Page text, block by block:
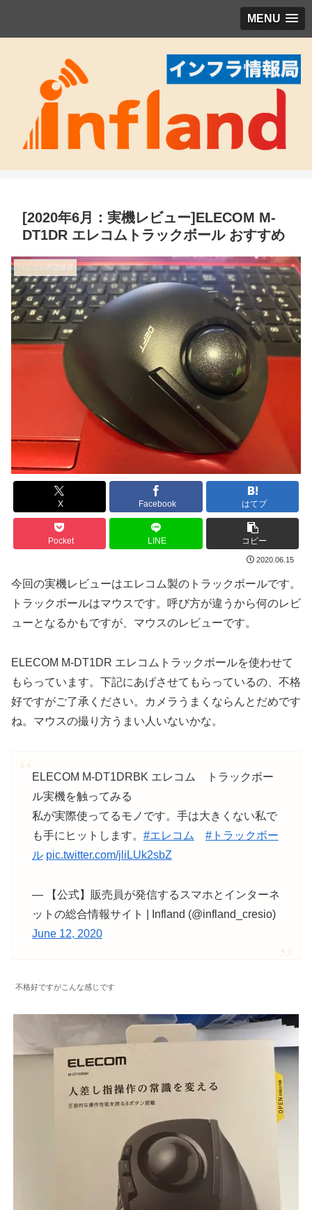
MENU
[2020年6月：実機レビュー]ELECOM M-
DT1DR エレコムトラックボール おすすめ
パソコン周辺機器
X Facebook はてブ
Pocket LINE コピー
2020.06.15
今回の実機レビューはエレコム製のトラックボールです。
トラックボールはマウスです。呼び方が違うから何のレビ
ューとなるかもですが、マウスのレビューです。
ELECOM M-DT1DR エレコムトラックボールを使わせて
もらっています。下記にあげさせてもらっているの、不格
好ですがご了承ください。カメラうまくならんとだめです
ね。マウスの撮り方うまい人いないかな。
ELECOM M-DT1DRBK エレコム トラックボー
ル実機を触ってみる
私が実際使ってるモノです。手は大きくない私で
も手にヒットします。 #エレコム
#トラックボー
ル pic.twitter.com/jliLUk2sbZ
— 【公式】販売員が発信するスマホとインターネ
ットの総合情報サイト | Infland (@infland_cresio)
June 12, 2020
不格好ですがこんな感じです